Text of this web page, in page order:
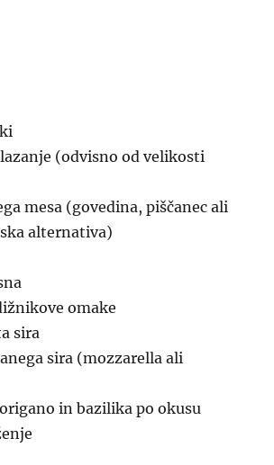
(odvisno od velikosti
mesa (govedina, piščanec ali
alternativa)
omake
sira
sira (mozzarella ali
in bazilika po okusu